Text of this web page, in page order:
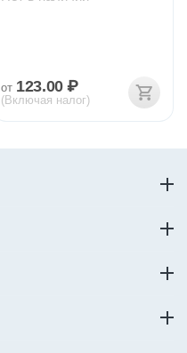
от 123.00 ₽
(Включая налог)